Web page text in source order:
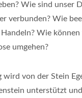
Wie sind unser
verbunden? Wie
Handeln? Wie
umgehen?
wird von der Stein
unterstützt